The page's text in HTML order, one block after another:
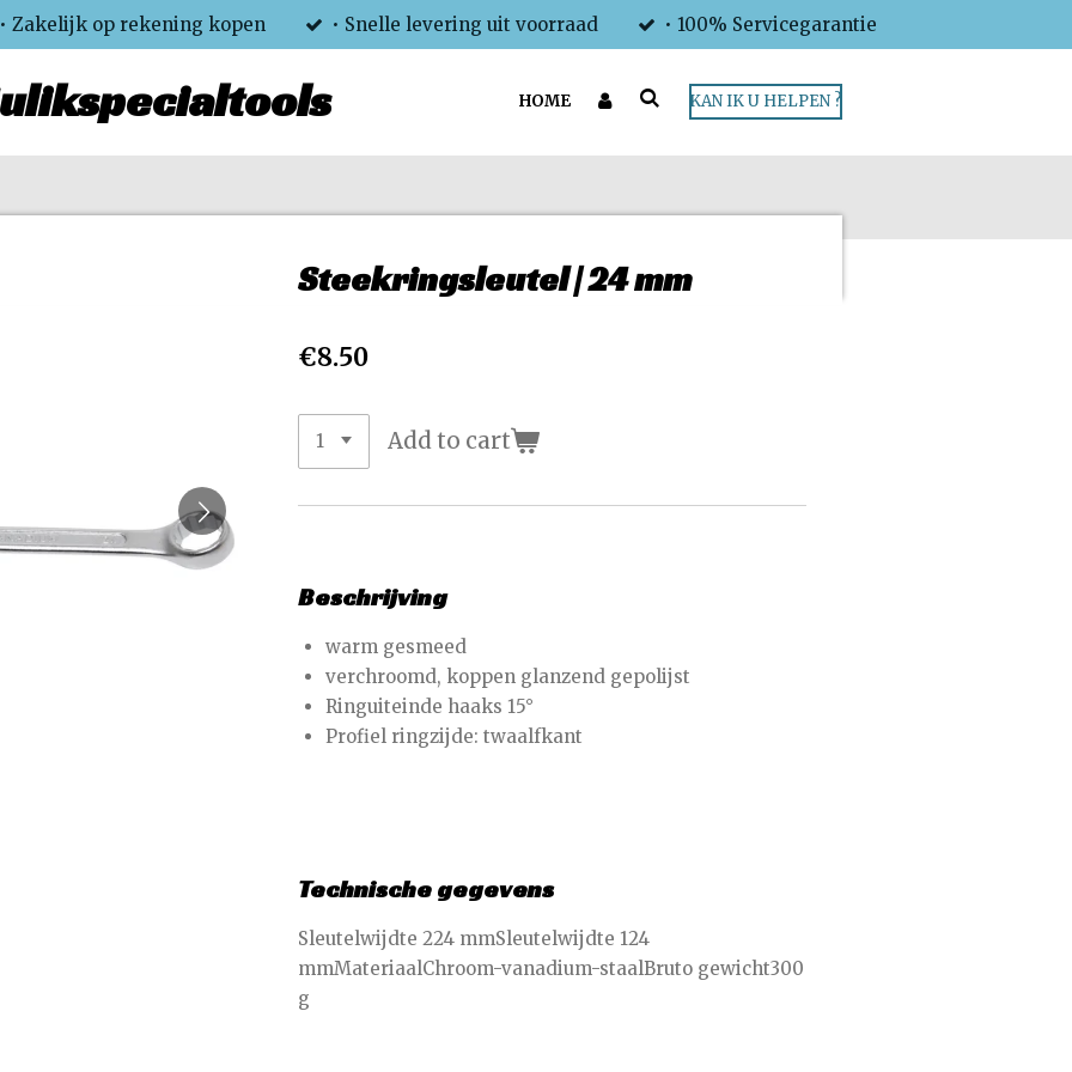
• Zakelijk op rekening kopen • Snelle levering uit voorraad • 100% Servicegarantie
HOME KAN IK U HELPEN ?
Steekringsleutel | 24 mm
€8.50
Add to cart
Beschrijving
warm gesmeed
verchroomd, koppen glanzend gepolijst
Ringuiteinde haaks 15°
Profiel ringzijde: twaalfkant
Technische gegevens
Sleutelwijdte 224 mmSleutelwijdte 124
mmMateriaalChroom-vanadium-staalBruto gewicht300
g